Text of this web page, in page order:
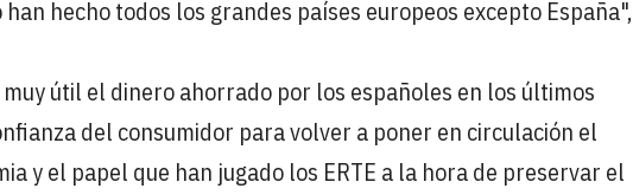
hecho todos los grandes países europeos excepto España",
útil el dinero ahorrado por los españoles en los últimos
del consumidor para volver a poner en circulación el
y el papel que han jugado los ERTE a la hora de preservar el